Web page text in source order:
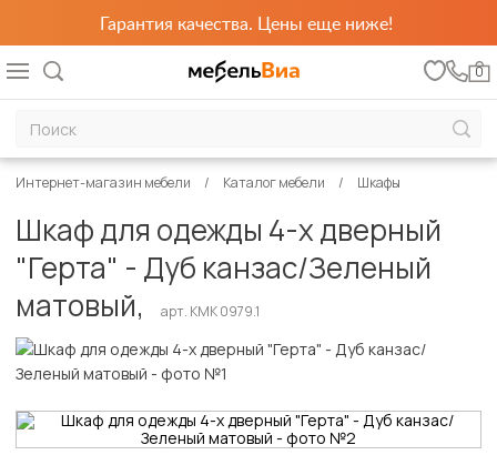
Гарантия качества. Цены еще ниже!
0
Интернет-магазин мебели Каталог мебели Шкафы
Шкаф для одежды 4-х дверный
"Герта" - Дуб канзас/Зеленый
матовый,
арт. КМК 0979.1